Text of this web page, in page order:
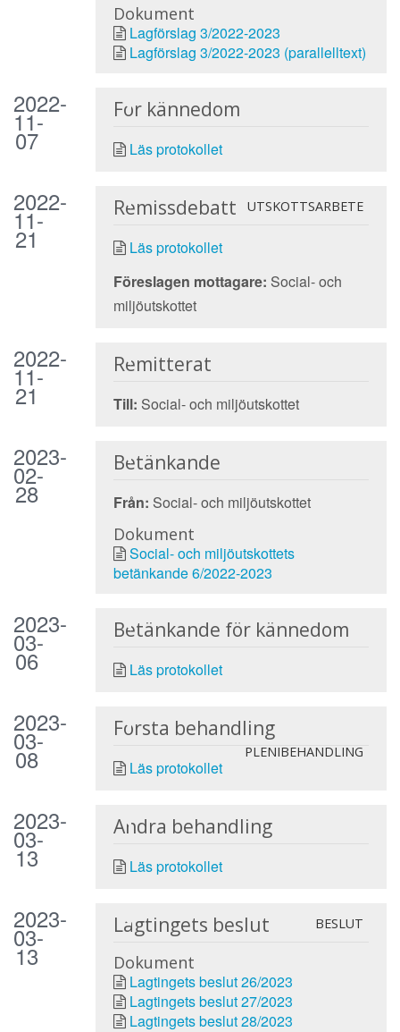
Dokument
Lagförslag 3/2022-2023
Lagförslag 3/2022-2023 (parallelltext)
2022-
11-
07
För kännedom
Läs protokollet
2022-
11-
21
Remissdebatt UTSKOTTSARBETE
Läs protokollet
Föreslagen mottagare: Social- och
miljöutskottet
2022-
11-
21
Remitterat
Till: Social- och miljöutskottet
2023-
02-
28
Betänkande
Från: Social- och miljöutskottet
Dokument
Social- och miljöutskottets
betänkande 6/2022-2023
2023-
03-
06
Betänkande för kännedom
Läs protokollet
2023-
03-
08
Första behandling
PLENIBEHANDLING
Läs protokollet
2023-
03-
13
Andra behandling
Läs protokollet
2023-
03-
13
Lagtingets beslut BESLUT
Dokument
Lagtingets beslut 26/2023
Lagtingets beslut 27/2023
Lagtingets beslut 28/2023